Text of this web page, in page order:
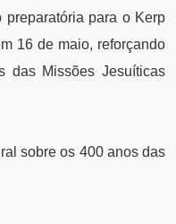
preparatória para o Kerp
16 de maio, reforçando
das Missões Jesuíticas
sobre os 400 anos das